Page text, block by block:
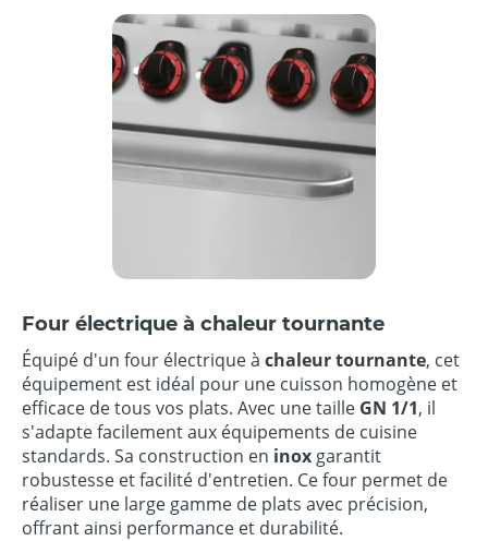
Four électrique à chaleur tournante
Équipé d'un four électrique à chaleur tournante, cet
équipement est idéal pour une cuisson homogène et
efficace de tous vos plats. Avec une taille GN 1/1, il
s'adapte facilement aux équipements de cuisine
standards. Sa construction en inox garantit
robustesse et facilité d'entretien. Ce four permet de
réaliser une large gamme de plats avec précision,
offrant ainsi performance et durabilité.